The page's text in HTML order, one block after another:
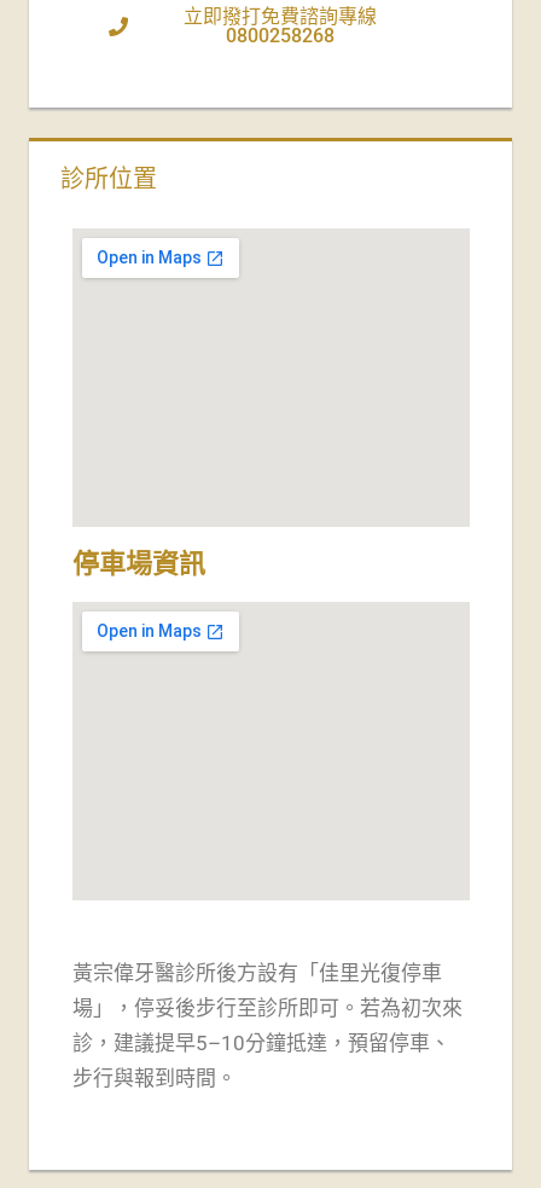
立即撥打免費諮詢專線
0800258268
診所位置
停車場資訊
黃宗偉牙醫診所後方設有「佳里光復停車
場」， 停妥後步行至診所即可。若為初次來
診，建議提早5–10分鐘抵達，預留停車、
步行與報到時間。